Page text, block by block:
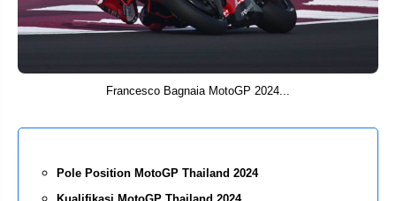
Francesco Bagnaia MotoGP 2024...
Pole Position MotoGP Thailand 2024